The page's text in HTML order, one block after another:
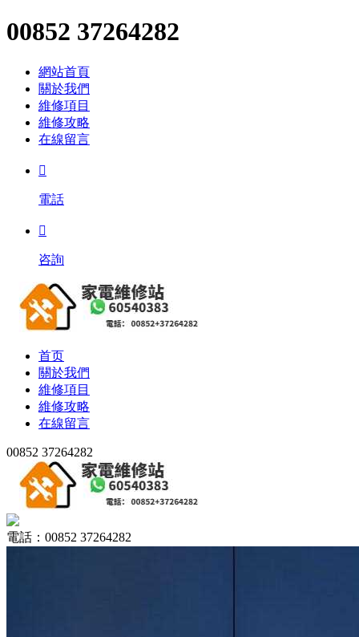
00852 37264282
網站首頁
關於我們
維修項目
維修攻略
在線留言

電話

咨詢
首页
關於我們
維修項目
維修攻略
在線留言
00852 37264282
電話：00852 37264282